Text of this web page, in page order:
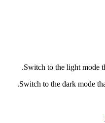
Switch to the light mode
Switch to the dark mode